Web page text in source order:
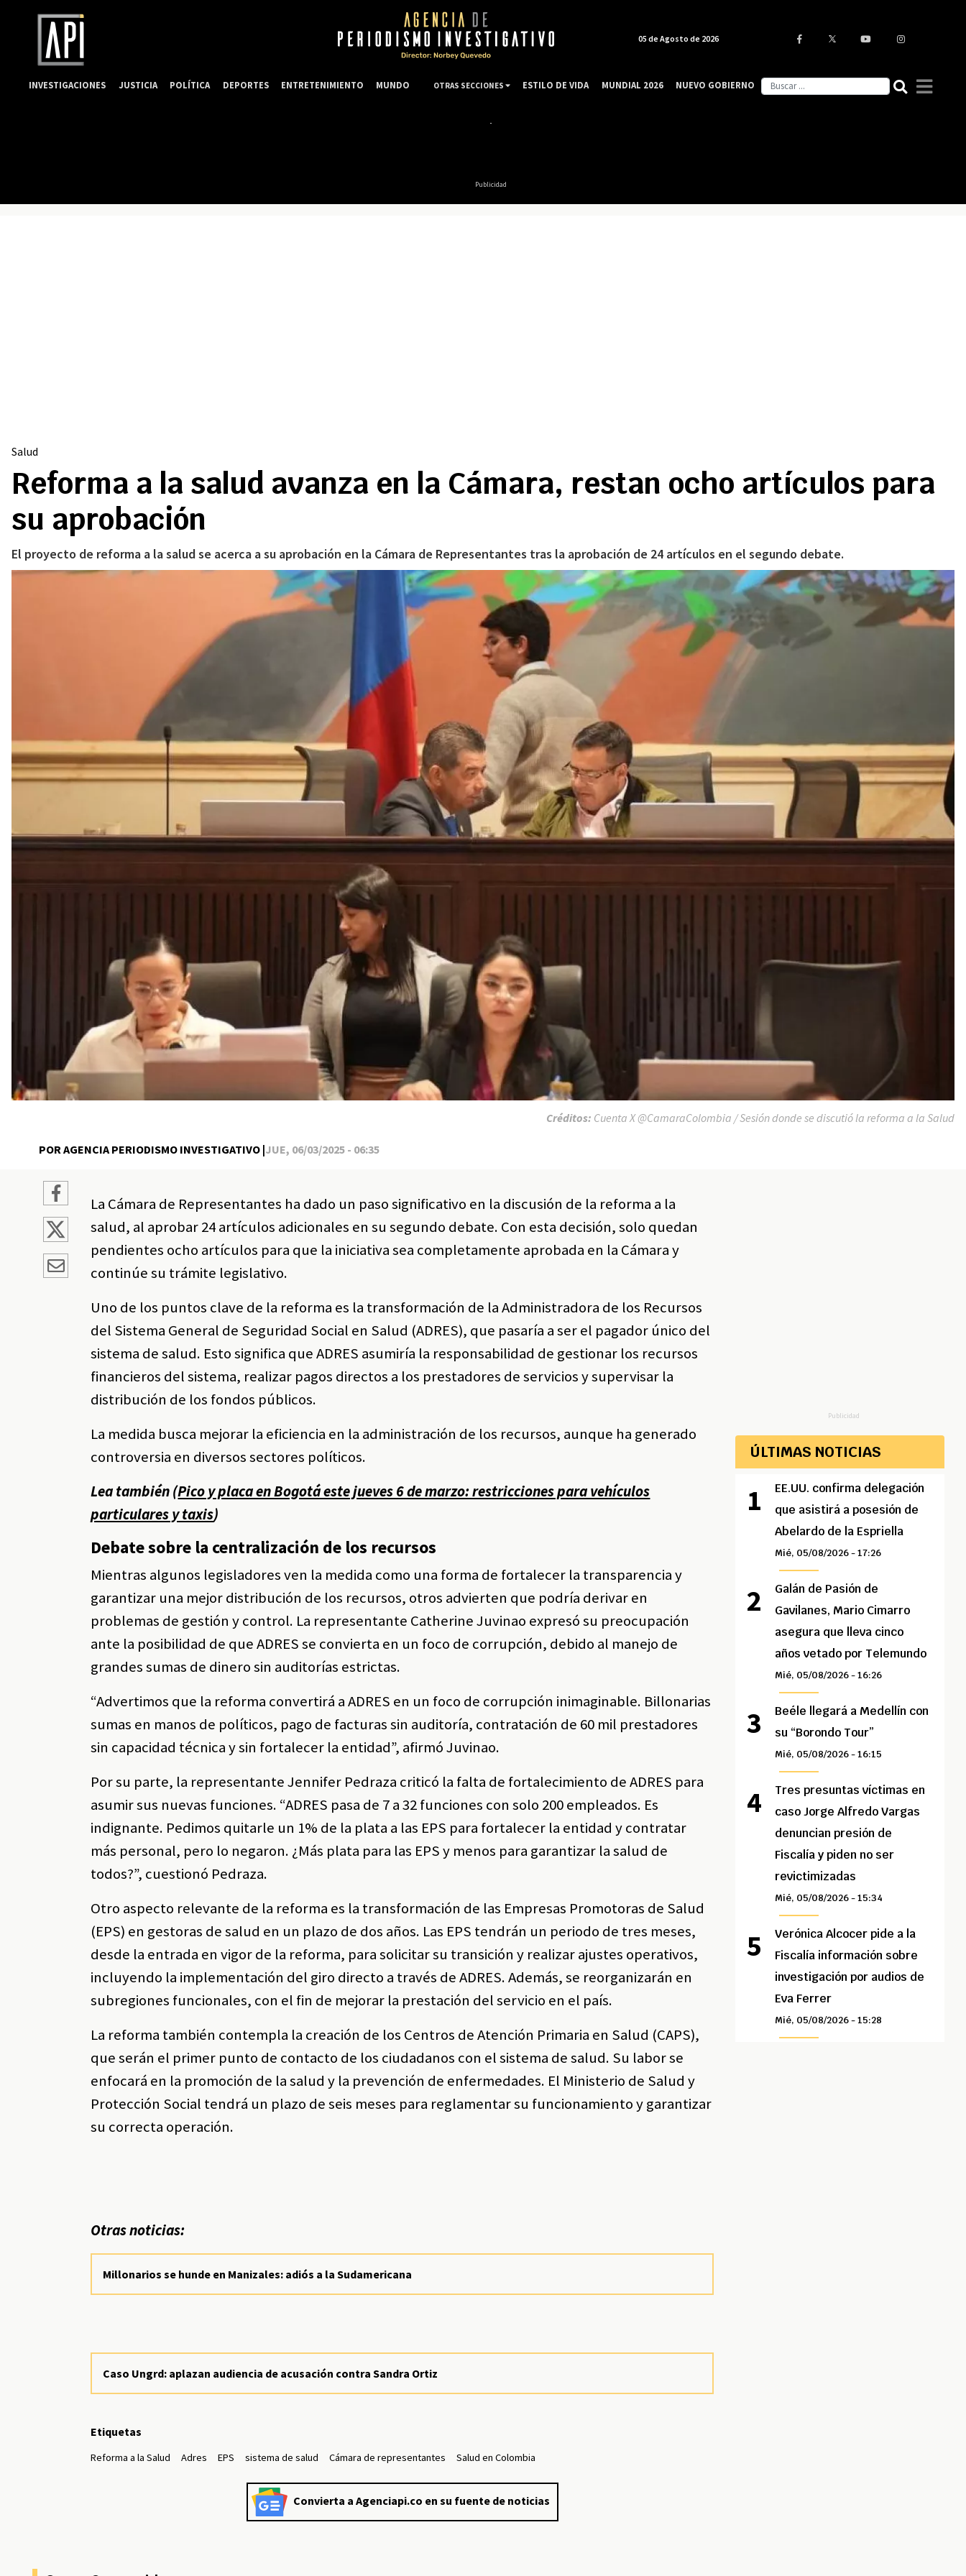
Publicidad
Salud
Reforma a la salud avanza en la Cámara, restan ocho artículos para
su aprobación
El proyecto de reforma a la salud se acerca a su aprobación en la Cámara de Representantes tras la aprobación de 24 artículos en el segundo debate.
POR AGENCIA PERIODISMO INVESTIGATIVO |JUE, 06/03/2025 - 06:35
Créditos: Cuenta X @CamaraColombia / Sesión donde se discutió la reforma a la Salud
La Cámara de Representantes ha dado un paso significativo en la discusión de la reforma a la
salud, al aprobar 24 artículos adicionales en su segundo debate. Con esta decisión, solo quedan
pendientes ocho artículos para que la iniciativa sea completamente aprobada en la Cámara y
continúe su trámite legislativo.
Uno de los puntos clave de la reforma es la transformación de la Administradora de los Recursos
del Sistema General de Seguridad Social en Salud (ADRES), que pasaría a ser el pagador único del
sistema de salud. Esto significa que ADRES asumiría la responsabilidad de gestionar los recursos
financieros del sistema, realizar pagos directos a los prestadores de servicios y supervisar la
distribución de los fondos públicos.
La medida busca mejorar la eficiencia en la administración de los recursos, aunque ha generado
controversia en diversos sectores políticos.
Lea también (Pico y placa en Bogotá este jueves 6 de marzo: restricciones para vehículos
particulares y taxis)
Debate sobre la centralización de los recursos
Mientras algunos legisladores ven la medida como una forma de fortalecer la transparencia y
garantizar una mejor distribución de los recursos, otros advierten que podría derivar en
problemas de gestión y control. La representante Catherine Juvinao expresó su preocupación
ante la posibilidad de que ADRES se convierta en un foco de corrupción, debido al manejo de
grandes sumas de dinero sin auditorías estrictas.
“Advertimos que la reforma convertirá a ADRES en un foco de corrupción inimaginable. Billonarias
sumas en manos de políticos, pago de facturas sin auditoría, contratación de 60 mil prestadores
sin capacidad técnica y sin fortalecer la entidad”, afirmó Juvinao.
Por su parte, la representante Jennifer Pedraza criticó la falta de fortalecimiento de ADRES para
asumir sus nuevas funciones. “ADRES pasa de 7 a 32 funciones con solo 200 empleados. Es
indignante. Pedimos quitarle un 1% de la plata a las EPS para fortalecer la entidad y contratar
más personal, pero lo negaron. ¿Más plata para las EPS y menos para garantizar la salud de
todos?”, cuestionó Pedraza.
Otro aspecto relevante de la reforma es la transformación de las Empresas Promotoras de Salud
(EPS) en gestoras de salud en un plazo de dos años. Las EPS tendrán un periodo de tres meses,
desde la entrada en vigor de la reforma, para solicitar su transición y realizar ajustes operativos,
incluyendo la implementación del giro directo a través de ADRES. Además, se reorganizarán en
subregiones funcionales, con el fin de mejorar la prestación del servicio en el país.
La reforma también contempla la creación de los Centros de Atención Primaria en Salud (CAPS),
que serán el primer punto de contacto de los ciudadanos con el sistema de salud. Su labor se
enfocará en la promoción de la salud y la prevención de enfermedades. El Ministerio de Salud y
Protección Social tendrá un plazo de seis meses para reglamentar su funcionamiento y garantizar
su correcta operación.
Otras noticias:
Millonarios se hunde en Manizales: adiós a la Sudamericana
Caso Ungrd: aplazan audiencia de acusación contra Sandra Ortiz
Etiquetas
Reforma a la Salud Adres EPS sistema de salud Cámara de representantes Salud en Colombia
Convierta a Agenciapi.co en su fuente de noticias
Publicidad
ÚLTIMAS NOTICIAS
EE.UU. confirma delegación
que asistirá a posesión de
Abelardo de la Espriella
Mié, 05/08/2026 - 17:26
Galán de Pasión de
Gavilanes, Mario Cimarro
asegura que lleva cinco
años vetado por Telemundo
Mié, 05/08/2026 - 16:26
Beéle llegará a Medellín con
su “Borondo Tour”
Mié, 05/08/2026 - 16:15
Tres presuntas víctimas en
caso Jorge Alfredo Vargas
denuncian presión de
Fiscalía y piden no ser
revictimizadas
Mié, 05/08/2026 - 15:34
Verónica Alcocer pide a la
Fiscalía información sobre
investigación por audios de
Eva Ferrer
Mié, 05/08/2026 - 15:28
05 de Agosto de 2026
INVESTIGACIONES JUSTICIA POLÍTICA DEPORTES ENTRETENIMIENTO MUNDO OTRAS SECCIONES ESTILO DE VIDA MUNDIAL 2026 NUEVO GOBIERNO